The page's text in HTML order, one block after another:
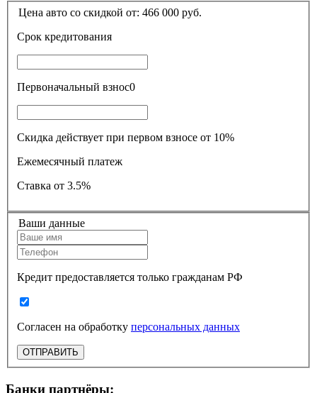
Цена авто со скидкой от: 466 000 руб.
Срок кредитования
Первоначальный взнос0
Скидка действует при первом взносе от 10%
Ежемесячный платеж
Ставка от 3.5%
Ваши данные
Кредит предоставляется только гражданам РФ
Согласен на обработку персональных данных
ОТПРАВИТЬ
Банки партнёры: